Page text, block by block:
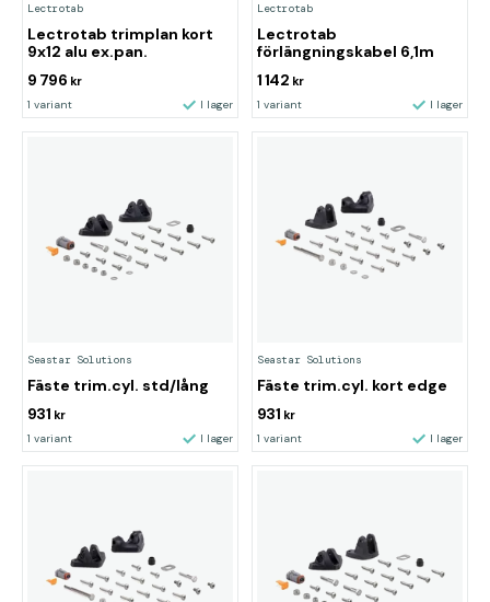
Lectrotab
Lectrotab trimplan kort
9x12 alu ex.pan.
9 796 kr
1 variant I lager
Lectrotab
Lectrotab
förlängningskabel 6,1m
1 142 kr
1 variant I lager
Seastar Solutions
Fäste trim.cyl. std/lång
931 kr
1 variant I lager
Seastar Solutions
Fäste trim.cyl. kort edge
931 kr
1 variant I lager